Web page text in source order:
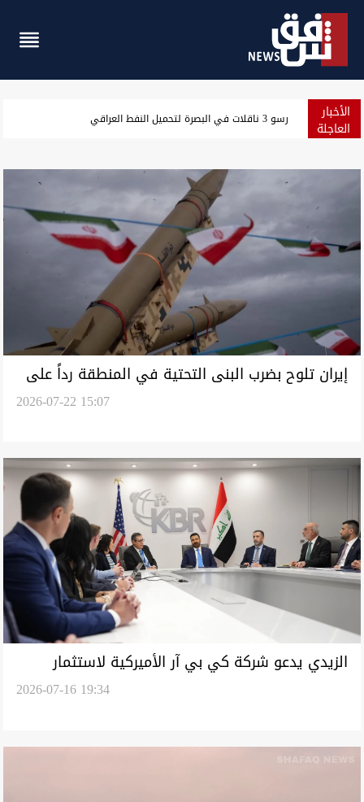
الأخبار
العاجلة مسؤول سعودي: نرصد استعدادات من جماعات عراقية لمهاجمتنا
إيران تلوح بضرب البنى التحتية في المنطقة رداً على
2026-07-22 15:07
الزيدي يدعو شركة كي بي آر الأميركية لاستثمار
2026-07-16 19:34